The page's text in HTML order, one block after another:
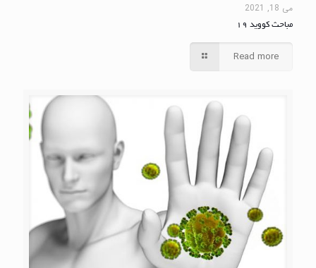
می 18, 2021
مباحث کووید 19
Read more